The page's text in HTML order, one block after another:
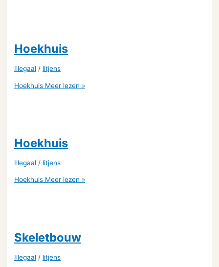
Hoekhuis
Illegaal / litjens
Hoekhuis Meer lezen »
Hoekhuis
Illegaal / litjens
Hoekhuis Meer lezen »
Skeletbouw
Illegaal / litjens